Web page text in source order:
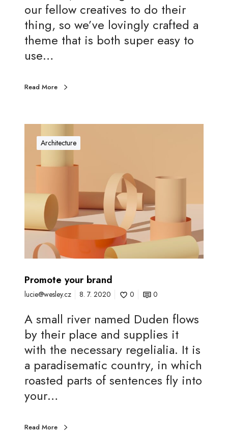
our fellow creatives to do their
thing, so we’ve lovingly crafted a
theme that is both super easy to
use…
Read More
o
e
r
b
r
a
n
d
Architecture
Promote your brand
lucie@wesley.cz 8. 7. 2020 0 0
A small river named Duden flows
by their place and supplies it
with the necessary regelialia. It is
a paradisematic country, in which
roasted parts of sentences fly into
your…
Read More